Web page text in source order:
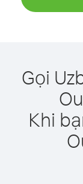
Gọi
Khi